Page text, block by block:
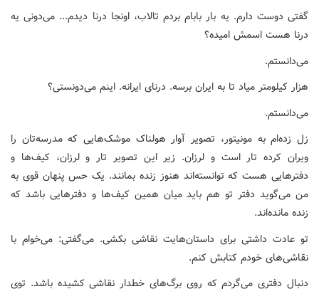
گفتی دوست دارم. یه بار بابام بردم تالاب، اونجا درنا دیدم... می‌دونی یه
درنا هست اسمش امیده؟
می‌دانستم.
هزار کیلومتر میاد تا به ایران برسه. درنای ایرانه. اینم می‌دونستی؟
می‌دانستم.
زل زده‌ام به مونیتور، تصویر آوار هولناک موشک‌هایی که مدرسه‌تان را
ویران کرده تار است و لرزان. زیر این تصویر تار و لرزان، کیف‌ها و
دفترهایی هست که توانسته‌اند هنوز زنده بمانند. یک حس پنهان قوی به
من می‌گوید دفتر تو هم باید میان همین کیف‌ها و دفترهایی باشد که
زنده مانده‌اند.
تو عادت داشتی برای داستان‌هایت نقاشی بکشی. می‌گفتی: می‌خوام با
نقاشی‌های خودم کتابش کنم.
دنبال دفتری می‌گردم که روی برگ‌های خطدار نقاشی کشیده باشد. توی